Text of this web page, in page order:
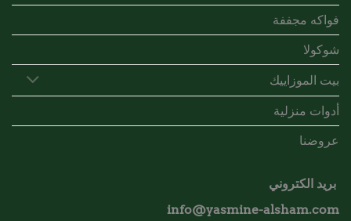
فواكه مجففة
شوكولا
بيت الموزاييك
أدوات منزلية
عروضنا
بريد الكتروني
info@yasmine-alsham.com